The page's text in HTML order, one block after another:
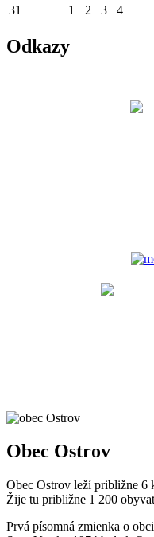
31
1 2 3 4
Odkazy
Obec Ostrov
Obec Ostrov leží približne 6
Žije tu približne 1 200
Prvá písomná zmienka o